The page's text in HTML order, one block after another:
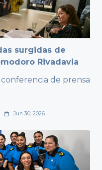
surgidas de
Rivadavia
de prensa
Jun 30, 2026